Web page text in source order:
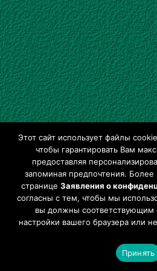
http://
ментарии к
http://
ment.
если клик­нуть на
Рубрики
Разное
Метки
Feed,RSS,Новости
1 комментарий
© , 2003 - 2026.
Этот сайт использует файлы
чтобы гарантировать Вам
предоставляя
запоминая предпочтения.
странице Заявления о
согласны с тем, чтобы мы
вы должны соответствующим
настройки вашего браузера или
Принять